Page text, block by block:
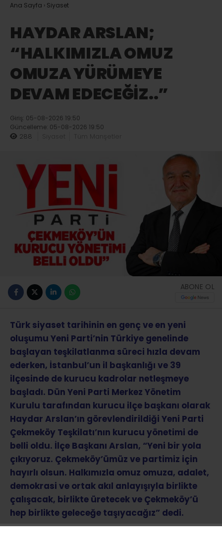
Ana Sayfa › Siyaset
HAYDAR ARSLAN;
“HALKIMIZLA OMUZ
OMUZA YÜRÜMEYE
DEVAM EDECEĞİZ..”
Giriş: 05-08-2026 19:50
Güncelleme: 05-08-2026 19:50
288 Siyaset Tüm Manşetler
ABONE OL
Türk siyaset tarihinin en genç ve en yeni
oluşumu Yeni Parti’nin Türkiye genelinde
başlayan teşkilatlanma süreci hızla devam
ederken, İstanbul’un il başkanlığı ve 39
ilçesinde de kurucu kadrolar netleşmeye
başladı. Dün Yeni Parti Merkez Yönetim
Kurulu tarafından kurucu ilçe başkanı olarak
Haydar Arslan’ın görevlendirildiği Yeni Parti
Çekmeköy Teşkilatı’nın kurucu yönetimi de
belli oldu. İlçe Başkanı Arslan, “Yeni bir yola
çıkıyoruz. Çekmeköy’ümüz ve partimiz için
hayırlı olsun. Halkımızla omuz omuza, adalet,
demokrasi ve ortak akıl anlayışıyla birlikte
çalışacak, birlikte üretecek ve Çekmeköy’ü
hep birlikte geleceğe taşıyacağız” dedi.